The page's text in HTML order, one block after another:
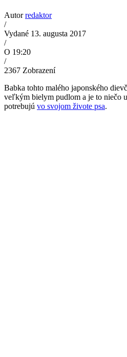
Autorredaktor
/
Vydané 13. augusta 2017
/
O 19:20
/
2367 Zobrazení
Babka tohto malého japonského
veľkým bielym pudlom a je to niečo
potrebujú vo svojom živote psa.